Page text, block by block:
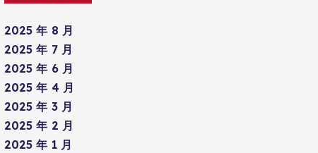
2025 年 8 月
2025 年 7 月
2025 年 6 月
2025 年 4 月
2025 年 3 月
2025 年 2 月
2025 年 1 月